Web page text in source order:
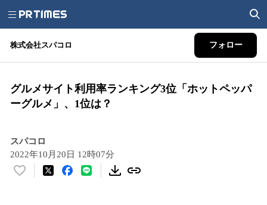
株式会社スパコロ フォロー
グルメサイト利用率ランキング3位「ホットペッパ
ーグルメ」、1位は？
スパコロ
2022年10月20日 12時07分
い